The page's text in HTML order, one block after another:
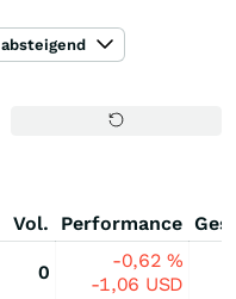
absteigend
Vol. Performance
0
-0,62%
-1,06 USD